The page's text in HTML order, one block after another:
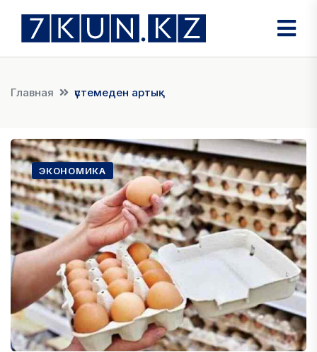
Главная үстемеден артық
ЭКОНОМИКА